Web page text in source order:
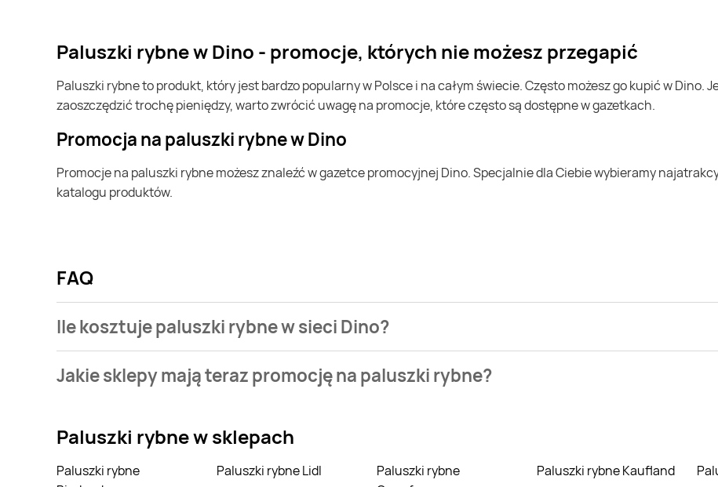
paluszki rybne w Dino - promocje, których nie możesz przegapić
paluszki rybne to produkt, który jest bardzo popularny w Polsce i na całym świecie. Często możesz go kupić w Dino. Jeśli chcesz kupić paluszki rybne i chcesz
zaoszczędzić trochę pieniędzy, warto zwrócić uwagę na promocje, które często są dostępne w gazetkach.
Promocja na paluszki rybne w Dino
Promocje na paluszki rybne możesz znaleźć w gazetce promocyjnej Dino. Specjalnie dla Ciebie wybieramy najatrakcyjniejsze oferty i prezentujemy je w formie
katalogu produktów.
FAQ
Ile kosztuje paluszki rybne w sieci Dino?
w sieci Dino.
Jakie sklepy mają teraz promocję na paluszki rybne?
rybne.Paluszki rybnew sklepach
Paluszki rybne
Paluszki rybne Lidl
Paluszki rybne
Paluszki rybne Kaufland